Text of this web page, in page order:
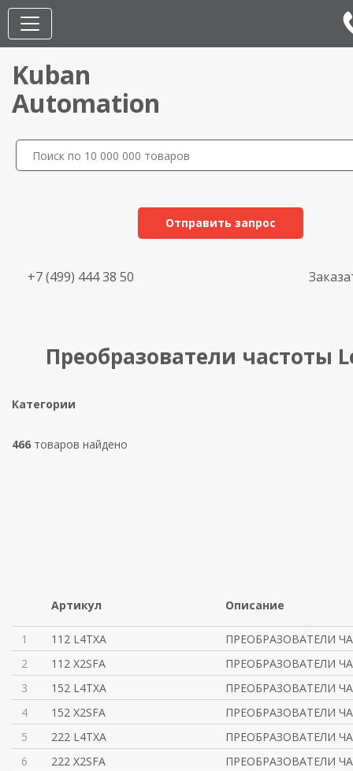
Kuban
Automation
Отправить запрос
+7 (499) 444 38 50
Преобразователи частоты
Категории
466 товаров найдено
Артикул Описание
1 112 L4TXA
ПРЕОБРАЗОВАТЕЛИ
2
112 X2SFA
ПРЕОБРАЗОВАТЕЛИ
3
152 L4TXA
ПРЕОБРАЗОВАТЕЛИ
4
152 X2SFA
ПРЕОБРАЗОВАТЕЛИ
5
222 L4TXA
ПРЕОБРАЗОВАТЕЛИ
6
222 X2SFA
ПРЕОБРАЗОВАТЕЛИ